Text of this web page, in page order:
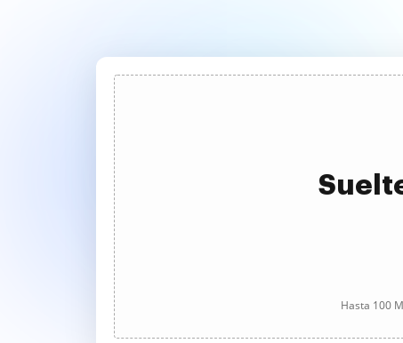
Hasta 100